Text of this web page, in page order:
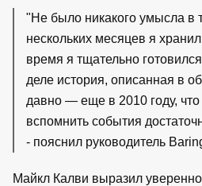
"Не было никакого умысла в
нескольких месяцев я
время я тщательно
деле история, описанная в
давно — еще в 2010 году,
вспомнить события
- пояснил руководитель
Майкл Калви выразил